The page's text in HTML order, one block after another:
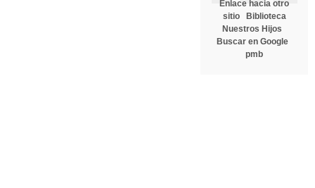
Enlace hacia otro
sitio
Biblioteca
Nuestros Hijos
Buscar en Google
pmb